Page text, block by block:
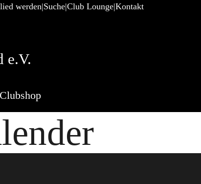
werden Suche Club Lounge Kontakt
e.V.
Clubshop